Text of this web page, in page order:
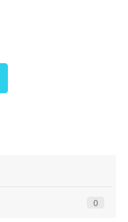
0